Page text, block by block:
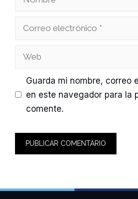
Correo
Web
Guarda mi nombre, correo
en este navegador para la
comente.